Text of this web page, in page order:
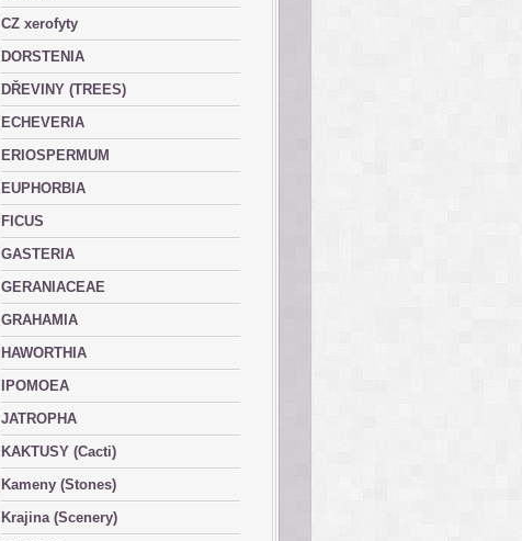
CZ xerofyty
DORSTENIA
DŘEVINY (TREES)
ECHEVERIA
ERIOSPERMUM
EUPHORBIA
FICUS
GASTERIA
GERANIACEAE
GRAHAMIA
HAWORTHIA
IPOMOEA
JATROPHA
KAKTUSY (Cacti)
Kameny (Stones)
Krajina (Scenery)